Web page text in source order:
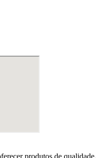
produtos de qualidade,